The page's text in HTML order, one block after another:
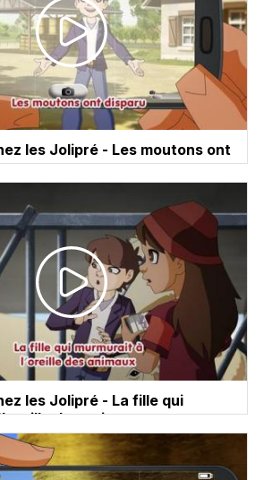
les Jolipré - Les moutons ont
les Jolipré - La fille qui
des animaux